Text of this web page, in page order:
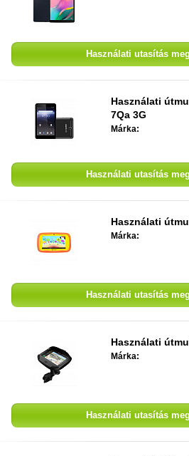
Használati utasítás
Használati
7Qa 3G
Márka:
Használati utasítás
Használati
Márka:
Használati utasítás
Használati
Márka:
Használati utasítás